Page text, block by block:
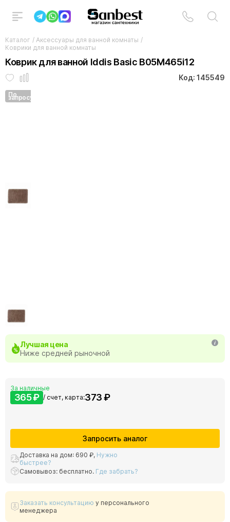
Каталог / Аксессуары для ванной комнаты /
Коврики для ванной комнаты
Коврик для ванной Iddis Basic B05M465i12
Код: 145549
По
запросу
Лучшая цена
Ниже средней рыночной
За наличные
365 ₽ / счет, карта:373 ₽
Запросить аналог
Доставка на дом: 690 ₽, Нужно
быстрее?
Самовывоз: бесплатно. Где забрать?
Заказать консультацию у персонального
менеджера